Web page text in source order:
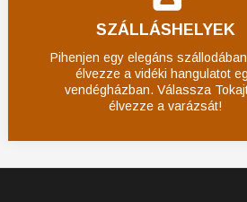
SZÁLLÁSHELYEK
Pihenjen egy elegáns
élvezze a vidéki hangulatot
vendégházban. Válassza
élvezze a varázsát!